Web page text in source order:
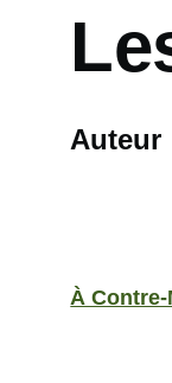
Auteur
À